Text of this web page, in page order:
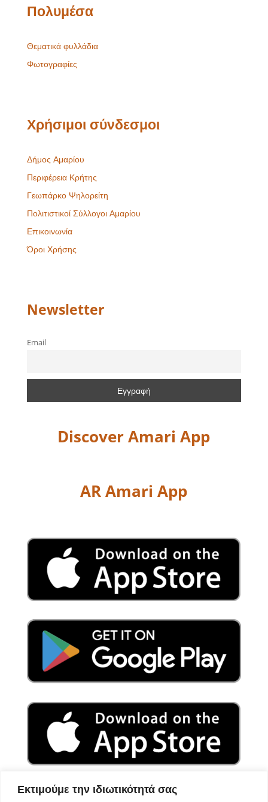
Εκτιμούμε την ιδιωτικότητά σας
Πολυμέσα
Θεματικά φυλλάδια
Φωτογραφίες
Χρήσιμοι σύνδεσμοι
Δήμος Αμαρίου
Περιφέρεια Κρήτης
Γεωπάρκο Ψηλορείτη
Πολιτιστικοί Σύλλογοι Αμαρίου
Επικοινωνία
Όροι Χρήσης
Newsletter
Email
Discover Amari App
AR Amari App